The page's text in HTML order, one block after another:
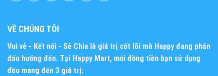
VỀ CHÚNG TÔI
Vui vẻ - Kết nối - Sẻ Chia là giá trị cốt lõi mà Happy đang phấn
đấu hướng đến. Tại Happy Mart, mỗi đồng tiền bạn sử dụng
đều mang đến 3 giá trị: